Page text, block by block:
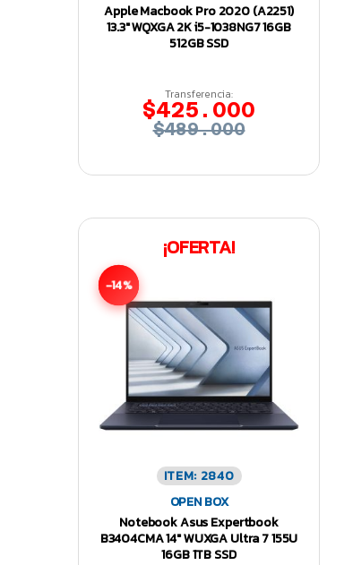
Apple Macbook Pro 2020 (A2251)
13.3″ WQXGA 2K i5-1038NG7 16GB
512GB SSD
Transferencia:
$425.000
$489.000
¡OFERTA!
-14%
ITEM: 2840
OPEN BOX
Notebook Asus Expertbook
B3404CMA 14″ WUXGA Ultra 7 155U
16GB 1TB SSD